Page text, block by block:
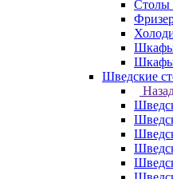
Столы
Шкафы
Шкафы
Шведские